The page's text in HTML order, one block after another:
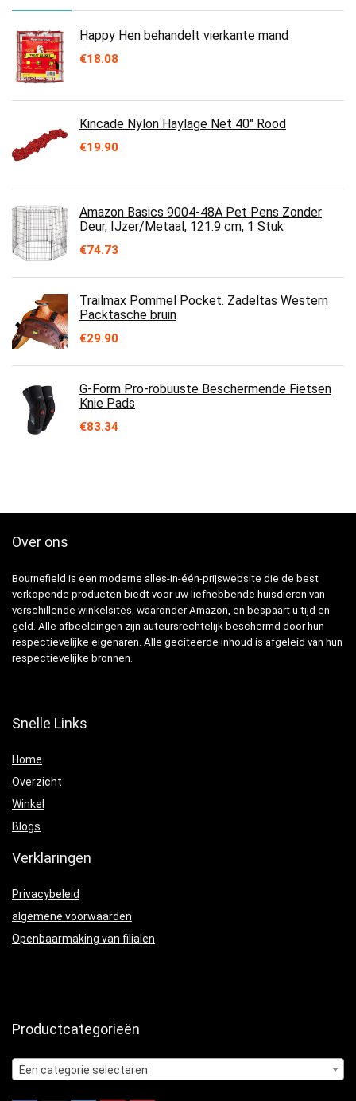
Happy Hen behandelt vierkante mand
€18.08
Kincade Nylon Haylage Net 40" Rood
€19.90
Amazon Basics 9004-48A Pet Pens Zonder
Deur, IJzer/Metaal, 121.9 cm, 1 Stuk
€74.73
Trailmax Pommel Pocket. Zadeltas Western
Packtasche bruin
€29.90
G-Form Pro-robuuste Beschermende Fietsen
Knie Pads
€83.34
Over ons
Bournefield is een moderne alles-in-één-prijswebsite die de best
verkopende producten biedt voor uw liefhebbende huisdieren van
verschillende winkelsites, waaronder Amazon, en bespaart u tijd en
geld. Alle afbeeldingen zijn auteursrechtelijk beschermd door hun
respectievelijke eigenaren. Alle geciteerde inhoud is afgeleid van hun
respectievelijke bronnen.
Snelle Links
Home
Overzicht
Winkel
Blogs
Verklaringen
Privacybeleid
algemene voorwaarden
Openbaarmaking van filialen
Productcategorieën
Een categorie selecteren